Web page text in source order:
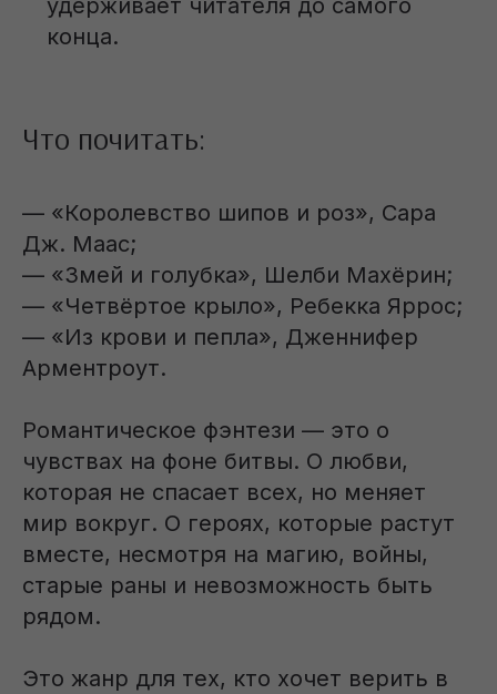
удерживает читателя до самого
конца.
Что почитать:
— «Королевство шипов и роз», Сара
Дж. Маас;
— «Змей и голубка», Шелби Махёрин;
— «Четвёртое крыло», Ребекка Яррос;
— «Из крови и пепла», Дженнифер
Арментроут.
Романтическое фэнтези — это о
чувствах на фоне битвы. О любви,
которая не спасает всех, но меняет
мир вокруг. О героях, которые растут
вместе, несмотря на магию, войны,
старые раны и невозможность быть
рядом.
Это жанр для тех, кто хочет верить в